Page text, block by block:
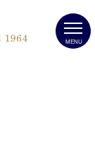
MENU